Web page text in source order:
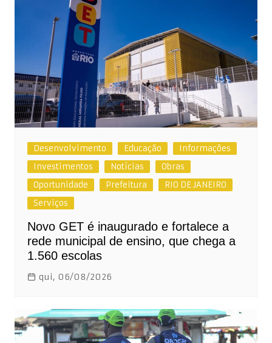
Desenvolvimento Educação
Informações
Investimentos
Notícias
Obras
Oportunidade
Prefeitura
RIO DE JANEIRO
Serviços
Novo GET é inaugurado e fortalece a
rede municipal de ensino, que chega a
1.560 escolas
qui, 06/08/2026